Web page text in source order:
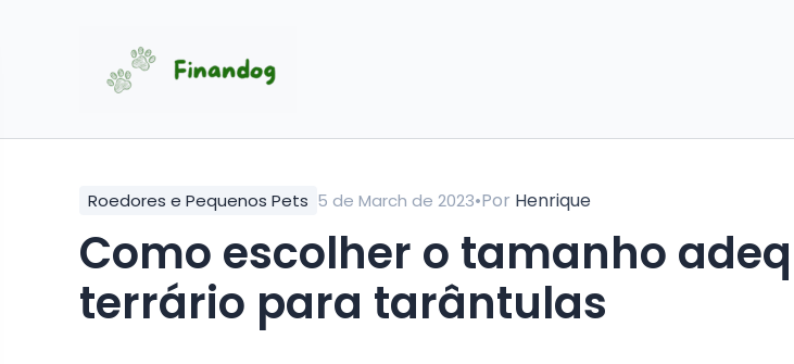
Roedores e Pequenos Pets 5 de March de 2023•Por Henrique
Como escolher o tamanho
terrário para tarântulas